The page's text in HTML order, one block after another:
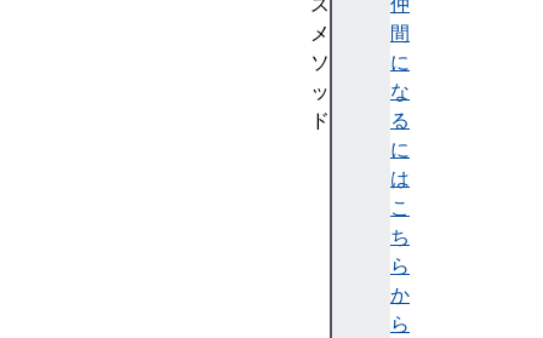
間
に
な
る
に
は
こ
ち
ら
か
ら
メ
ソ
ッ
ド